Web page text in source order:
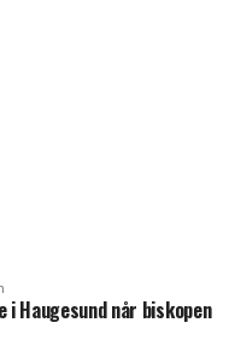
Haugesund når biskopen